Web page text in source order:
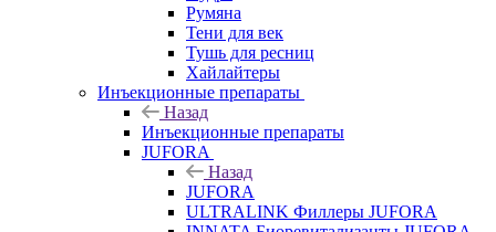
Румяна
Тени для век
Тушь для ресниц
Хайлайтеры
Инъекционные препараты
Назад
Инъекционные препараты
JUFORA
Назад
JUFORA
ULTRALINK Филлеры JUFORA